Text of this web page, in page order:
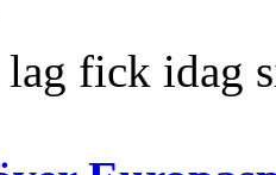
lag fick idag